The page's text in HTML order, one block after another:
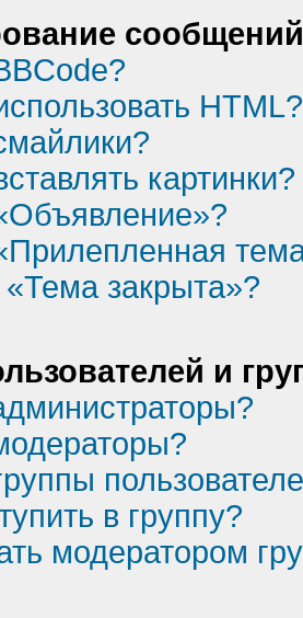
HTML?
картинки?
«Тема закрыта»?
и
в группу?
модератором